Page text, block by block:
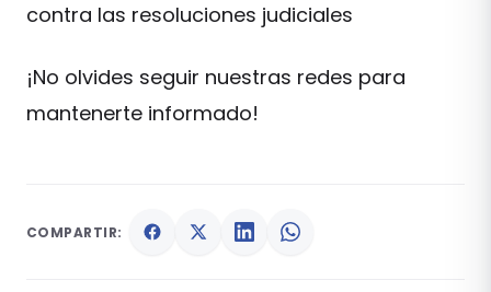
contra las resoluciones judiciales
¡No olvides seguir nuestras redes para
mantenerte informado!
COMPARTIR: